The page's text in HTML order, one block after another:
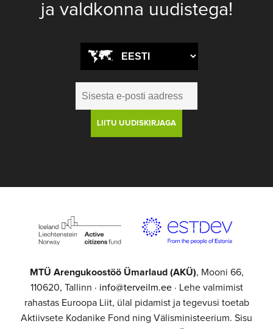
ja valdkonna uudistega!
MTÜ Arengukoostöö Ümarlaud (AKÜ), Mooni 66,
110620, Tallinn · info@terveilm.ee· Lehe valmimist
rahastas Euroopa Liit, ülal pidamist ja tegevusi toetab
Aktiivsete Kodanike Fond ning Välisministeerium. Sisu